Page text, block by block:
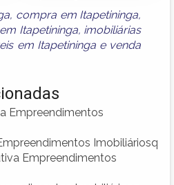
, compra em Itapetininga,
Itapetininga, imobiliárias
em Itapetiningae venda
Empreendimentos
Imobiliáriosq
Empreendimentos